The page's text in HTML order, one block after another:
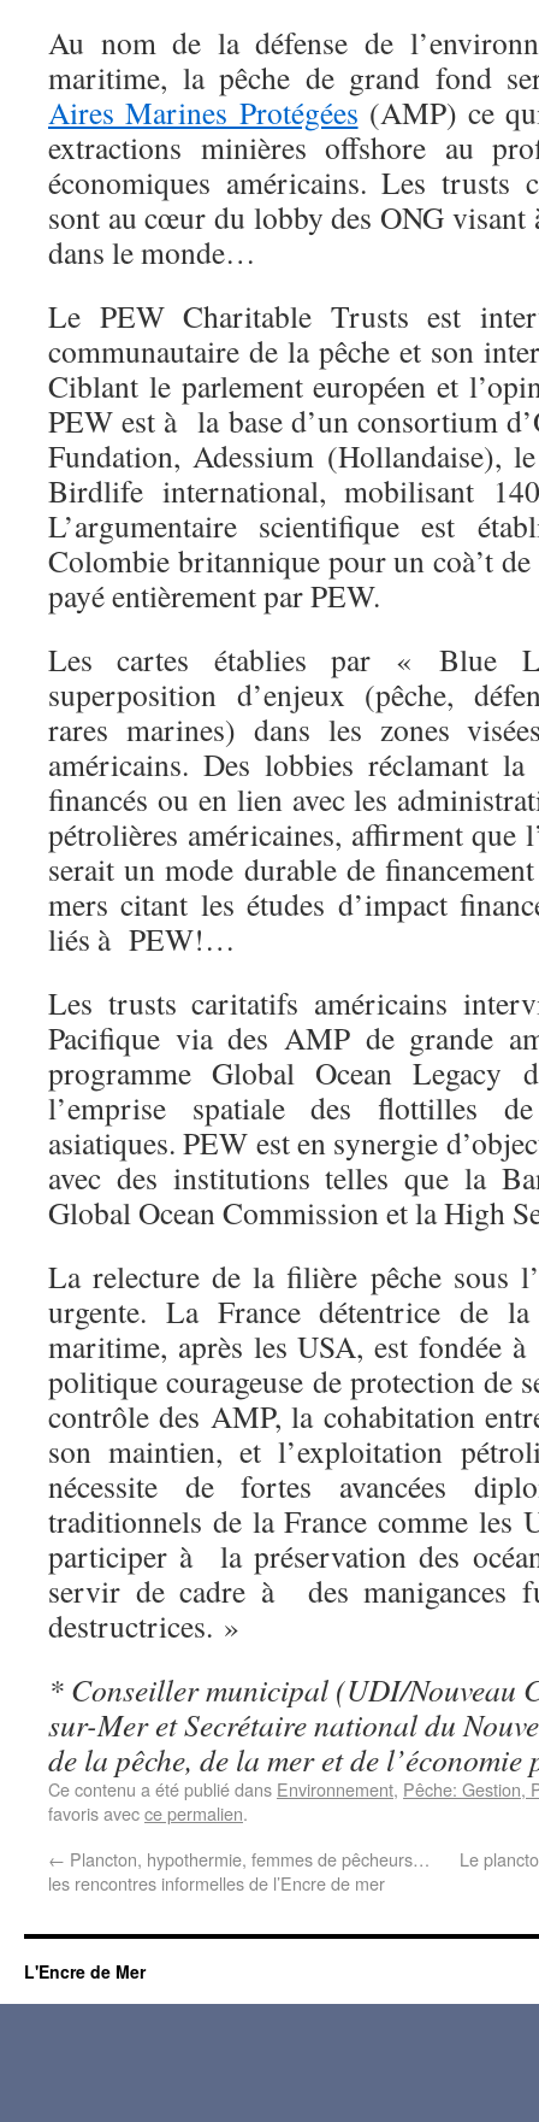
Au nom de la défense de
maritime, la pêche de grand fond
Aires Marines Protégées (AMP) ce
extractions minières offshore au
économiques américains. Les trusts
sont au cœur du lobby des ONG
dans le monde…
Le PEW Charitable Trusts est
communautaire de la pêche et son
Ciblant le parlement européen et
PEW est à la base d’un consortium
Fundation, Adessium (Hollandaise),
Birdlife international, mobilisant
L’argumentaire scientifique est
Colombie britannique pour un coà’t
payé entièrement par PEW.
Les cartes établies par « Blue
superposition d’enjeux (pêche,
rares marines) dans les zones
américains. Des lobbies réclamant
financés ou en lien avec les
pétrolières américaines, affirment que
serait un mode durable de
mers citant les études d’impact
liés à PEW!…
Les trusts caritatifs américains
Pacifique via des AMP de grande
programme Global Ocean
l’emprise spatiale des flottilles
asiatiques. PEW est en synergie
avec des institutions telles que la
Global Ocean Commission et la High
La relecture de la filière pêche sous
urgente. La France détentrice de
maritime, après les USA, est fondée
politique courageuse de protection de
contrôle des AMP, la cohabitation
son maintien, et l’exploitation
nécessite de fortes avancées
traditionnels de la France comme
participer à la préservation des
servir de cadre à des manigances
destructrices. »
* Conseiller municipal (UDI/Nouveau
sur-Mer et Secrétaire national du
de la pêche, de la mer et de
Ce contenu a été publié dans Environnement, Pêche: Gestion,
favoris avecce permalien.
← Plancton, hypothermie, femmes de pêcheurs…
les rencontres informelles de l’Encre de mer
Le
L'Encre de Mer